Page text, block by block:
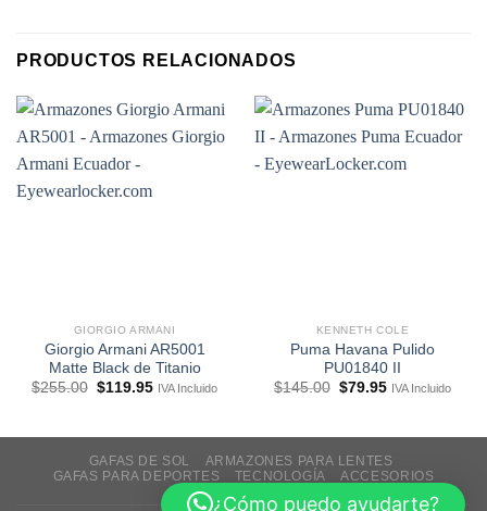
PRODUCTOS RELACIONADOS
GIORGIO ARMANI
Giorgio Armani AR5001
Matte Black de Titanio
$255.00 El
$119.95ElIVA Incluido
KENNETH COLE
Puma Havana Pulido
PU01840 II
$145.00 El
$79.95ElIVA Incluido
GAFAS DE SOL
ARMAZONES PARA LENTES
GAFAS PARA DEPORTES
TECNOLOGÍA
ACCESORIOS
¿Cómo puedo ayudarte?